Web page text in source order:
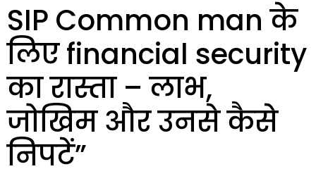
SIP Common man के
लिए financial security
का रास्ता – लाभ,
जोखिम और उनसे कैसे
निपटें”